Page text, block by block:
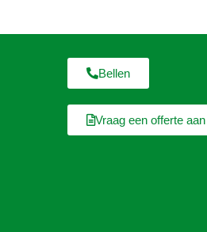
Bellen
Vraag een offerte aan